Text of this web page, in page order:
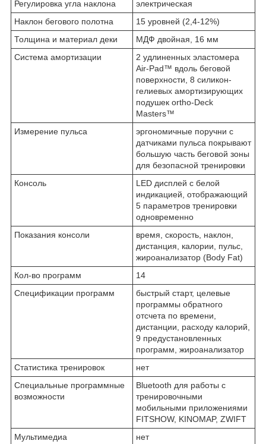
Регулировка угла наклона
электрическая
Наклон бегового полотна
15 уровней (2,4-12%)
Толщина и материал деки
МДФ двойная, 16 мм
Система амортизации
2 удлиненных эластомера
Air-Pad™ вдоль беговой
поверхности, 8 силикон-
гелиевых амортизирующих
подушек ortho-Deck
Masters™
Измерение пульса
эргономичные поручни с
датчиками пульса покрывают
большую часть беговой зоны
для безопасной тренировки
Консоль
LED дисплей с белой
индикацией, отображающий
5 параметров тренировки
одновременно
Показания консоли
время, скорость, наклон,
дистанция, калории, пульс,
жироанализатор (Body Fat)
Кол-во программ
14
Спецификации программ
быстрый старт, целевые
программы обратного
отсчета по времени,
дистанции, расходу калорий,
9 предустановленных
программ, жироанализатор
Статистика тренировок
нет
Специальные программные
возможности
Bluetooth для работы с
тренировочными
мобильными приложениями
FITSHOW, KINOMAP, ZWIFT
Мультимедиа
нет